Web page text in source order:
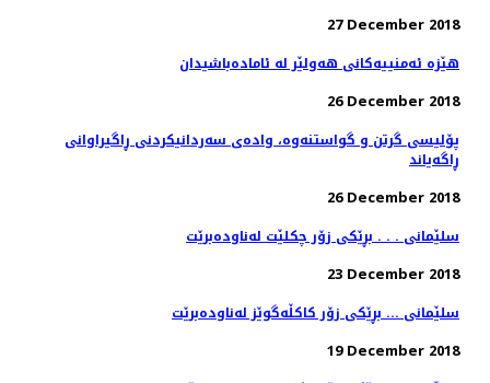
27 December 2018
هێزە ئەمنییەكانی هەولێر لە ئامادەباشیدان
26 December 2018
پۆلیسی گرتن و گواستنەوە، وادەی سەردانیكردنی ڕاگیراوانی
ڕاگەیاند
26 December 2018
سلێمانی . . . بڕێكی زۆر چكلێت له‌ناوده‌برێت
23 December 2018
سلێمانی ... بڕێكی زۆر كاكڵه‌گوێز له‌ناوده‌برێت
19 December 2018